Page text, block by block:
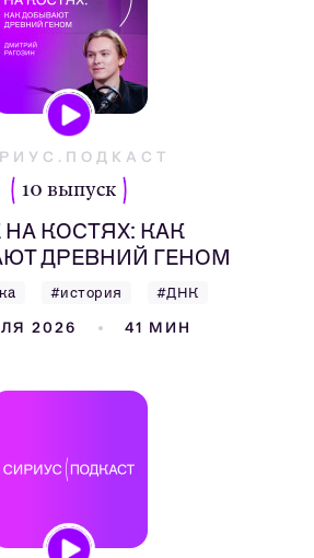
10 выпуск
КОСТЯХ: КАК
ДРЕВНИЙ ГЕНОМ
#история #ДНК
2026 41 МИН